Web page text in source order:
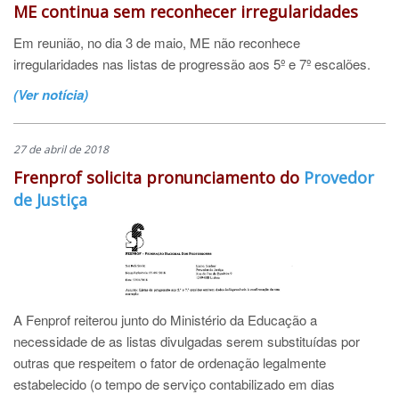
ME continua sem reconhecer irregularidades
Em reunião, no dia 3 de maio, ME não reconhece
irregularidades nas listas de progressão aos 5º e 7º escalões.
(Ver notícia)
27 de abril de 2018
Frenprof solicita pronunciamento do Provedor
de Justiça
A Fenprof reiterou junto do Ministério da Educação a
necessidade de as listas divulgadas serem substituídas por
outras que respeitem o fator de ordenação legalmente
estabelecido (o tempo de serviço contabilizado em dias